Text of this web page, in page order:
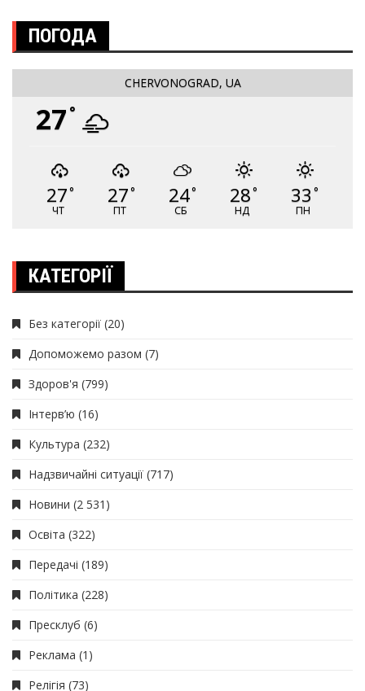
ПОГОДА
CHERVONOGRAD, UA
27 °
27°
ЧТ
27°
ПТ
24°
СБ
28°
НД
33 °
ПН
КАТЕГОРІЇ
Без категорії (20)
Допоможемо разом (7)
Здоров'я (799)
Інтерв’ю (16)
Культура (232)
Надзвичайні ситуації (717)
Новини (2 531)
Освіта (322)
Передачі (189)
Політика (228)
Пресклуб (6)
Реклама (1)
Релігія (73)